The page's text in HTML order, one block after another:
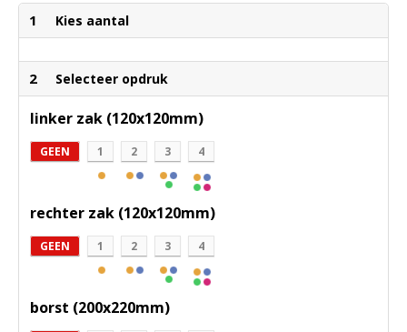
1 Kies aantal
2 Selecteer opdruk
linker zak (120x120mm)
GEEN 1 2 3 4
rechter zak (120x120mm)
GEEN 1 2 3 4
borst (200x220mm)